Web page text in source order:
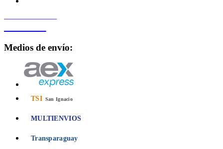
Medios de envío:
TSI San Ignacio
MULTIENVIOS
Transparaguay